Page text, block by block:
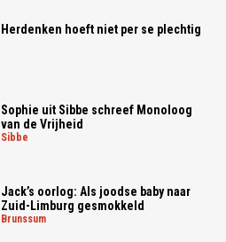
Herdenken hoeft niet per se plechtig
Sophie uit Sibbe schreef Monoloog
van de Vrijheid
sibbe
Jack’s oorlog: Als joodse baby naar
Zuid-Limburg gesmokkeld
brunssum